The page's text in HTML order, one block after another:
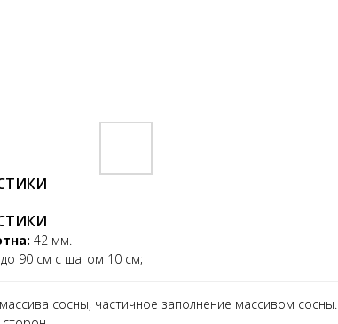
42 мм.
90 см с шагом 10 см;
сосны, частичное заполнение массивом сосны.